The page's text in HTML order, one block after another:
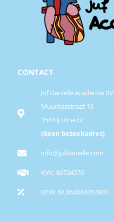
CONTACT
Juf Danielle Academie BV
Muurkasstraat 16
3544 JJ Utrecht
(Geen bezoekadres)
info@jufdanielle.com
KVK: 86724576
BTW: NL864064767B01